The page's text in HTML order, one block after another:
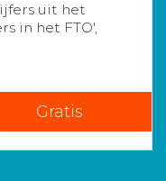
uit het
in het FTO',
Gratis